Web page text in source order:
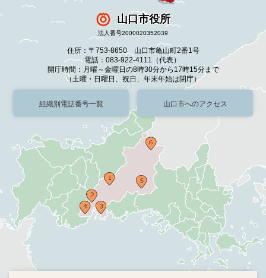
山口市役所
法人番号2000020352039
住所：〒753-8650 山口市亀山町2番1号
電話：083-922-4111（代表）
開庁時間：月曜～金曜日の8時30分から17時15分まで
（土曜・日曜日、祝日、年末年始は閉庁）
組織別電話番号一覧 山口市へのアクセス